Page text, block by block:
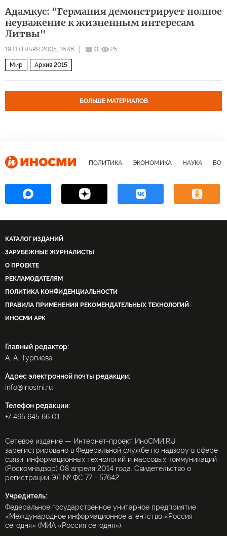
Адамкус: "Германия демонстрирует полное
неуважение к жизненным интересам
Литвы"
19 ОКТЯБРЯ 2005, 16:48 0 25
Мир Архив 2015
БОЛЬШЕ МАТЕРИАЛОВ
ПОЛИТИКА ЭКОНОМИКА НАУКА
КАТАЛОГ ИЗДАНИЙ
ЗАРУБЕЖНЫЕ ЖУРНАЛИСТЫ
О ПРОЕКТЕ
РЕКЛАМОДАТЕЛЯМ
ПОЛИТИКА КОНФИДЕНЦИАЛЬНОСТИ
ПРАВИЛА ПРИМЕНЕНИЯ РЕКОМЕНДАТЕЛЬНЫХ ТЕХНОЛОГИЙ
ИНОСМИ APK
Главный редактор:
А. А. Тургиева
Адрес электронной почты редакции:
info@inosmi.ru
Телефон редакции:
+7 495 645 66 01
Сетевое издание — Интернет-проект ИноСМИ.RU
зарегистрировано в Федеральной службе по надзору в сфере
связи, информационных технологий и массовых коммуникаций
(Роскомнадзор) 08 апреля 2014 года. Свидетельство о
регистрации ЭЛ № ФС 77 - 57642
Учредитель:
Федеральное государственное унитарное предприятие
«Международное информационное агентство «Россия
сегодня» (МИА «Россия сегодня»).